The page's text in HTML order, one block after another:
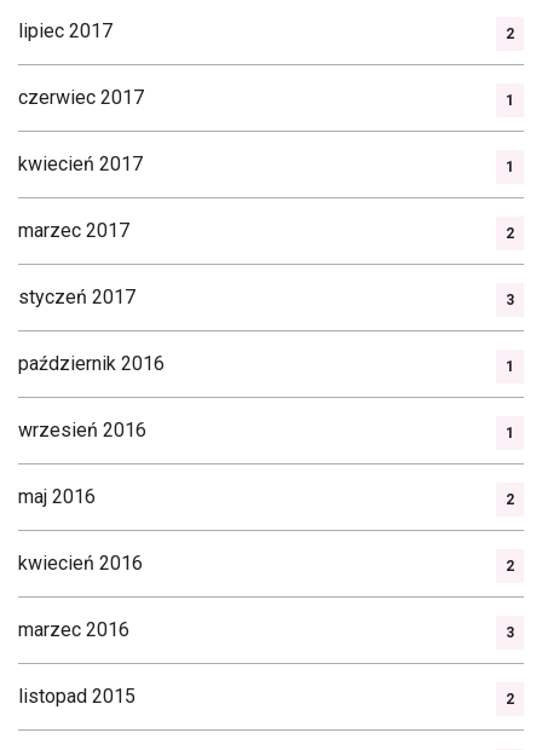
lipiec 2017 2
czerwiec 2017 1
kwiecień 2017 1
marzec 2017 2
styczeń 2017 3
październik 2016 1
wrzesień 2016 1
maj 2016 2
kwiecień 2016 2
marzec 2016 3
listopad 2015 2